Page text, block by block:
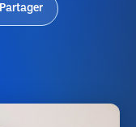
Partager